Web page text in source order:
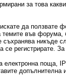
за това
да ползвате
във
съхранява никъде
регистрирате.
електронна